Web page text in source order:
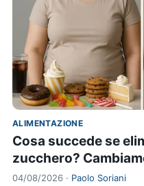
ALIMENTAZIONE
Cosa succede se
zucchero?
04/08/2026 · Paolo Soriani